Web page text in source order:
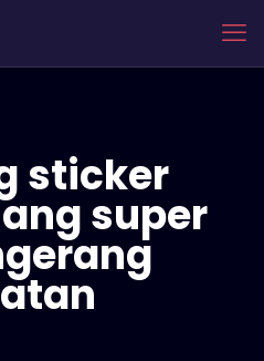
sticker
super